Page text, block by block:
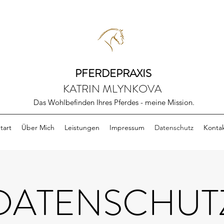
PFERDEPRAXIS
KATRIN MLYNKOVA
Das Wohlbefinden Ihres Pferdes - meine Mission.
Über Mich Leistungen Impressum Datenschutz